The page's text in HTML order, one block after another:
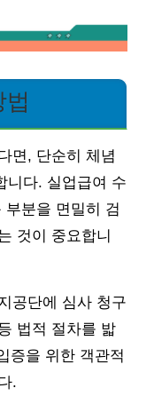
면, 단순히 체념
니다. 실업급여 수
분을 면밀히 검
것이 중요합니
공단에 심사 청구
법적 절차를 밟
증을 위한 객관적
.